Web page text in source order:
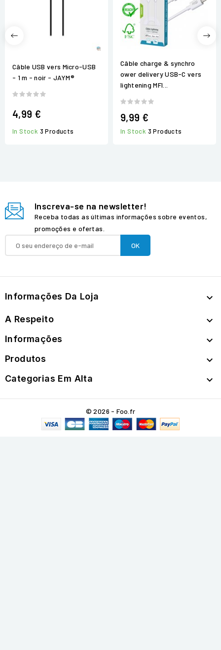
Câble USB vers Micro-USB
- 1 m - noir - JAYM®
4,99 €
In Stock 3 Products
Câble charge & synchro
ower delivery USB-C vers
lightening MFI...
9,99 €
In Stock 3 Products
Inscreva-se na newsletter!
Receba todas as últimas informações sobre eventos,
promoções e ofertas.
Informações Da Loja 
A Respeito 
Informações 
Produtos 
Categorias Em Alta 
© 2026 - Foo.fr